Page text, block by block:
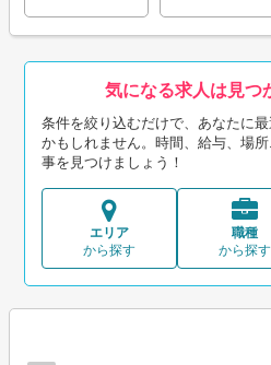
気になる求人は見つ
条件を絞り込むだけで、あなたに
かもしれません。時間、給与、場
事を見つけましょう！
エリア
から探す
職種
から探す